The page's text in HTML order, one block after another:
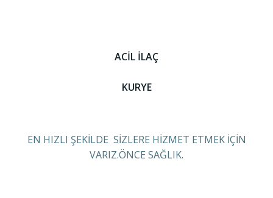
ACİL İLAÇ
KURYE
EN HIZLI ŞEKİLDE SİZLERE HİZMET ETMEK İÇİN
VARIZ.ÖNCE SAĞLIK.